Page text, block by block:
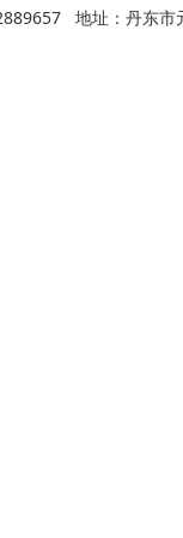
地址：丹东市